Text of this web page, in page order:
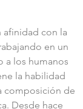
afinidad con la
en un
a los humanos
la habilidad
composición de
Desde hace